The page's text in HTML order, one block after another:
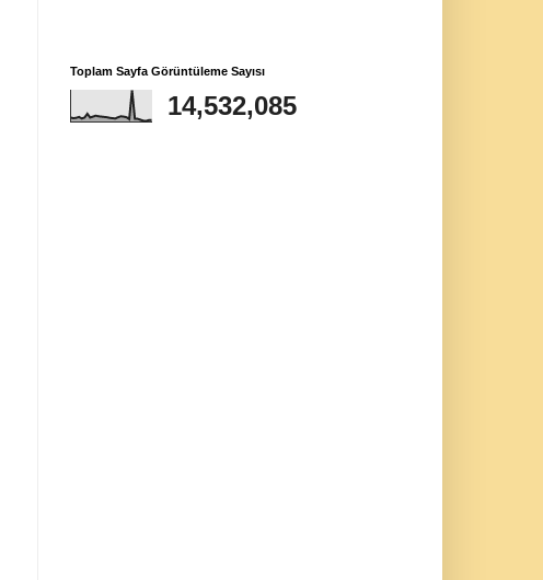
Toplam Sayfa Görüntüleme Sayısı
14,532,085